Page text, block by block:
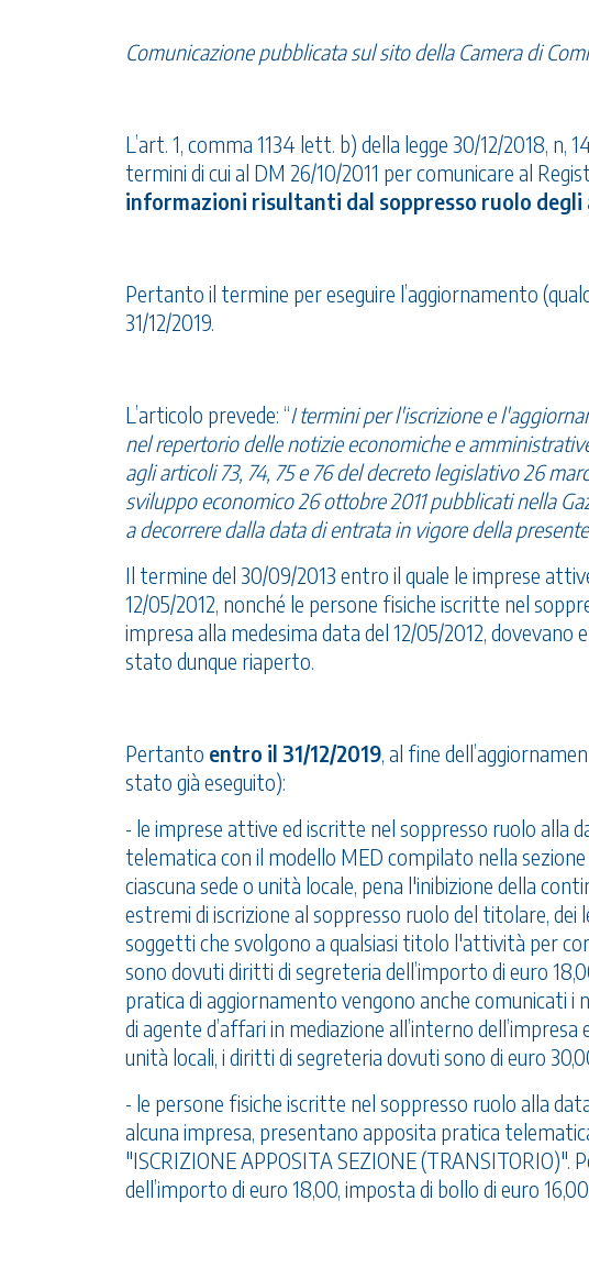
Comunicazione pubblicata sul sito della Camera di
L’art. 1, comma 1134 lett. b) della legge 30/12/2018, n,
termini di cui al DM 26/10/2011 per comunicare al
informazioni risultanti dal soppresso ruolo degli
Pertanto il termine per eseguire l’aggiornamento
31/12/2019.
L’articolo prevede: “I termini per l'iscrizione e
nel repertorio delle notizie economiche e
agli articoli 73, 74, 75 e 76 del decreto legislativo 26
sviluppo economico 26 ottobre 2011 pubblicati nella
a decorrere dalla data di entrata in vigore della
Il termine del 30/09/2013 entro il quale le imprese
12/05/2012, nonché le persone fisiche iscritte nel
impresa alla medesima data del 12/05/2012,
stato dunque riaperto.
Pertanto entro il 31/12/2019, al fine
stato già eseguito):
- le imprese attive ed iscritte nel soppresso ruolo alla
telematica con il modello MED compilato nella
ciascuna sede o unità locale, pena l'inibizione della
estremi di iscrizione al soppresso ruolo del titolare,
soggetti che svolgono a qualsiasi titolo l'attività per
sono dovuti diritti di segreteria dell’importo di euro
pratica di aggiornamento vengono anche comunicati
di agente d’affari in mediazione all’interno
unità locali, i diritti di segreteria dovuti sono di euro
- le persone fisiche iscritte nel soppresso ruolo alla
alcuna impresa, presentano apposita pratica
"ISCRIZIONE APPOSITA SEZIONE
dell’importo di euro 18,00, imposta di bollo di euro 16,00.